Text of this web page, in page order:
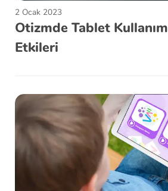
2 Ocak 2023
Otizmde Tablet
Etkileri